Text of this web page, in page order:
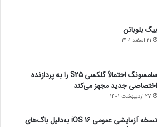
بیگ بلوباتن
21 اسفند 1401
سامسونگ احتمالاً گلکسی S25 را به پردازنده
اختصاصی جدید مجهز می‌کند
27 اردیبهشت 1401
نسخه آزمایشی عمومی iOS 16 به‌دلیل باگ‌های